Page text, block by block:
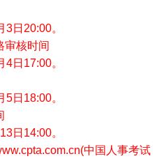
日20:00。
核时间
日17:00。
日18:00。
日14:00。
中国人事考试